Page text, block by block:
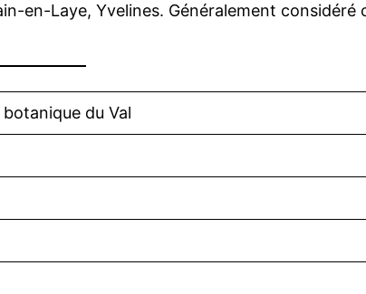
en-Laye, Yvelines. Généralement considéré
du Val